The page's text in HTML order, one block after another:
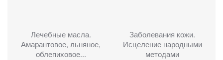
Лечебные масла.
Амарантовое, льняное,
облепиховое...
Заболевания кожи.
Исцеление народными
методами